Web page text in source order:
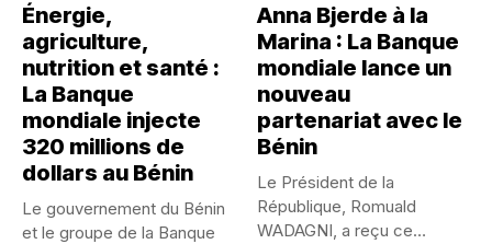
Énergie,
agriculture,
nutrition et santé :
La Banque
mondiale injecte
320 millions de
dollars au Bénin
Le gouvernement du Bénin
et le groupe de la Banque
Anna Bjerde à la
Marina : La Banque
mondiale lance un
nouveau
partenariat avec le
Bénin
Le Président de la
République, Romuald
WADAGNI, a reçu ce